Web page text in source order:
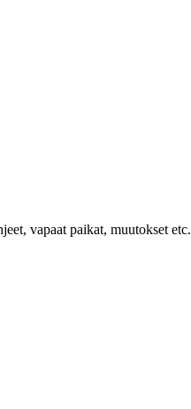
vapaat paikat, muutokset etc.